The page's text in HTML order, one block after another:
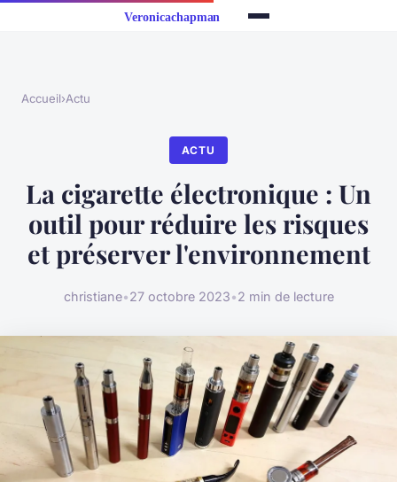
Accueil›Actu
ACTU
La cigarette électronique : Un
outil pour réduire les risques
et préserver l'environnement
christiane•27 octobre 2023•2 min de lecture